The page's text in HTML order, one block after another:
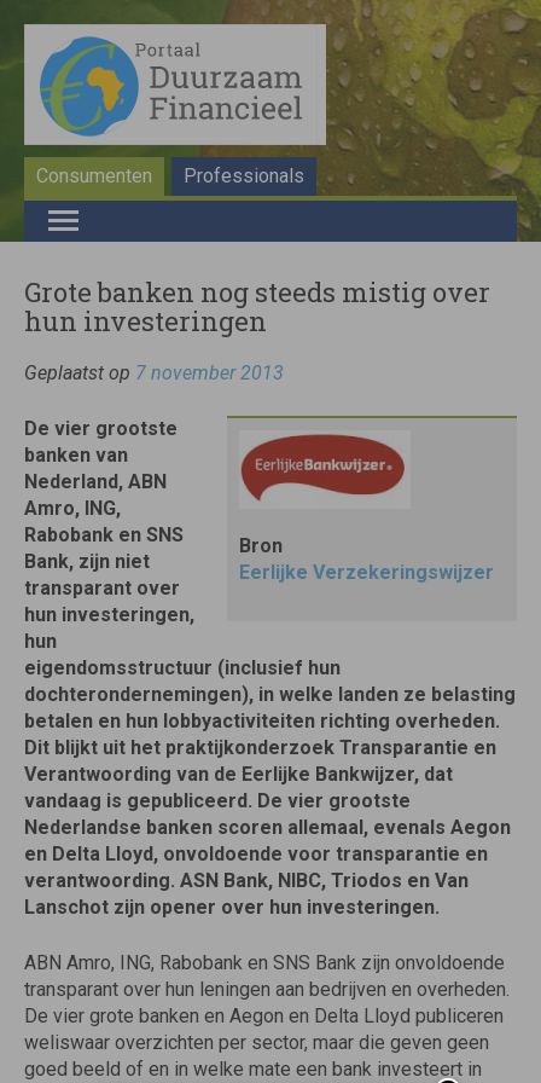
Consumenten Professionals
Grote banken nog steeds mistig over
hun investeringen
Geplaatst op 7 november 2013
Bron
Eerlijke Verzekeringswijzer
De vier grootste
banken van
Nederland, ABN
Amro, ING,
Rabobank en SNS
Bank, zijn niet
transparant over
hun investeringen,
hun
eigendomsstructuur (inclusief hun
dochterondernemingen), in welke landen ze belasting
betalen en hun lobbyactiviteiten richting overheden.
Dit blijkt uit het praktijkonderzoek Transparantie en
Verantwoording van de Eerlijke Bankwijzer, dat
vandaag is gepubliceerd. De vier grootste
Nederlandse banken scoren allemaal, evenals Aegon
en Delta Lloyd, onvoldoende voor transparantie en
verantwoording. ASN Bank, NIBC, Triodos en Van
Lanschot zijn opener over hun investeringen.
ABN Amro, ING, Rabobank en SNS Bank zijn onvoldoende
transparant over hun leningen aan bedrijven en overheden.
De vier grote banken en Aegon en Delta Lloyd publiceren
weliswaar overzichten per sector, maar die geven geen
goed beeld of en in welke mate een bank investeert in